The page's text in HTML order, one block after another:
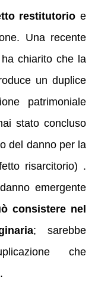
restitutorio e
Una recente
chiarito che la
un duplice
patrimoniale
stato concluso
del danno per la
risarcitorio) .
emergente
consistere nel
; sarebbe
che